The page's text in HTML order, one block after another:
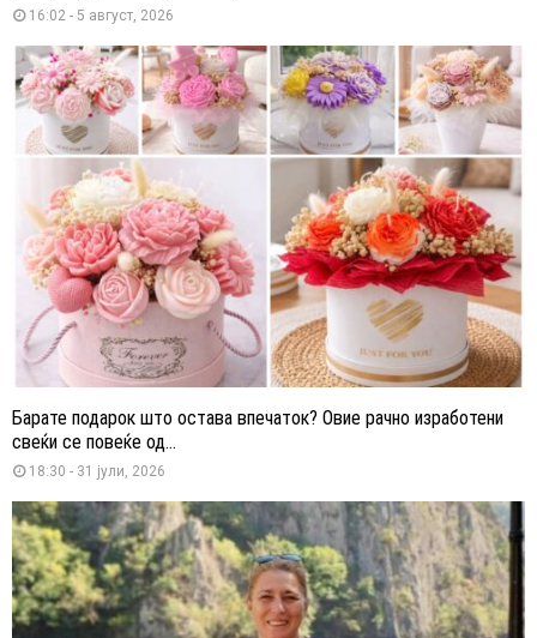
16:02 - 5 август, 2026
Барате подарок што остава впечаток? Овие рачно изработени
свеќи се повеќе од...
18:30 - 31 јули, 2026